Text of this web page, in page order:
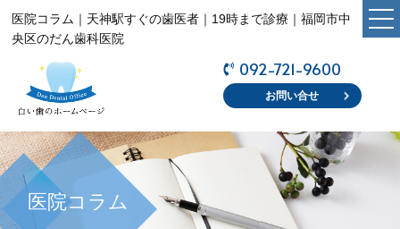
医院コラム｜天神駅すぐの歯医者｜19時まで診療｜福岡市中
央区のだん歯科医院
092-721-9600
お問い合せ
医院コラム
医院紹介
医院コラム